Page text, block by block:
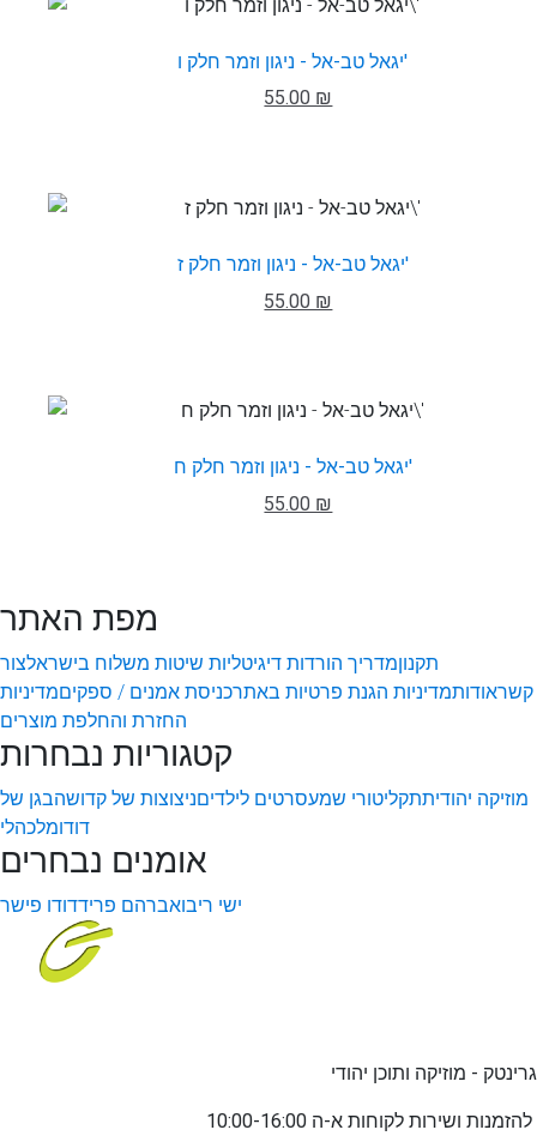
יגאל טב-אל - ניגון וזמר חלק ו'
55.00 ₪
יגאל טב-אל - ניגון וזמר חלק ז'
55.00 ₪
יגאל טב-אל - ניגון וזמר חלק ח'
55.00 ₪
מפת האתר
תקנוןמדריך הורדות דיגיטליות שיטות משלוח בישראלצור
קשראודותמדיניות הגנת פרטיות באתרכניסת אמנים / ספקיםמדיניות
החזרת והחלפת מוצרים
קטגוריות נבחרות
מוזיקה יהודיתתקליטורי שמעסרטים לילדיםניצוצות של קדושהבגן של
דודומלכהלי
אומנים נבחרים
ישי ריבואברהם פרידדודו פישר
גרינטק - מוזיקה ותוכן יהודי
להזמנות ו